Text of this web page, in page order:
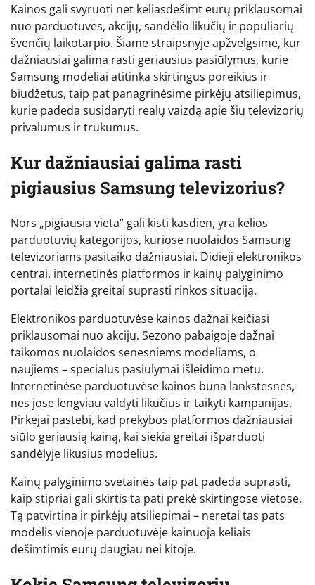
Kainos gali svyruoti net keliasdešimt eurų priklausomai
nuo parduotuvės, akcijų, sandėlio likučių ir populiarių
švenčių laikotarpio. Šiame straipsnyje apžvelgsime, kur
dažniausiai galima rasti geriausius pasiūlymus, kurie
Samsung modeliai atitinka skirtingus poreikius ir
biudžetus, taip pat panagrinėsime pirkėjų atsiliepimus,
kurie padeda susidaryti realų vaizdą apie šių televizorių
privalumus ir trūkumus.
Kur dažniausiai galima rasti
pigiausius Samsung televizorius?
Nors „pigiausia vieta“ gali kisti kasdien, yra kelios
parduotuvių kategorijos, kuriose nuolaidos Samsung
televizoriams pasitaiko dažniausiai. Didieji elektronikos
centrai, internetinės platformos ir kainų palyginimo
portalai leidžia greitai suprasti rinkos situaciją.
Elektronikos parduotuvėse kainos dažnai keičiasi
priklausomai nuo akcijų. Sezono pabaigoje dažnai
taikomos nuolaidos senesniems modeliams, o
naujiems – specialūs pasiūlymai išleidimo metu.
Internetinėse parduotuvėse kainos būna lankstesnės,
nes jose lengviau valdyti likučius ir taikyti kampanijas.
Pirkėjai pastebi, kad prekybos platformos dažniausiai
siūlo geriausią kainą, kai siekia greitai išparduoti
sandėlyje likusius modelius.
Kainų palyginimo svetainės taip pat padeda suprasti,
kaip stipriai gali skirtis ta pati prekė skirtingose vietose.
Tą patvirtina ir pirkėjų atsiliepimai – neretai tas pats
modelis vienoje parduotuvėje kainuoja keliais
dešimtimis eurų daugiau nei kitoje.